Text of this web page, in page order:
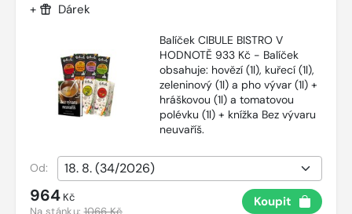
+ Dárek
Balíček CIBULE BISTRO V
HODNOTĚ 933 Kč - Balíček
obsahuje: hovězí (1l), kuřecí (1l),
zeleninový (1l) a pho vývar (1l) +
hráškovou (1l) a tomatovou
polévku (1l) + knížka Bez vývaru
neuvaříš.
Od:
964 Kč
Na stánku:1066 Kč
Koupit